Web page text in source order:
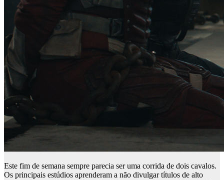
Este fim de semana sempre parecia ser uma corrida de dois cavalos.
Os principais estúdios aprenderam a não divulgar títulos de alto